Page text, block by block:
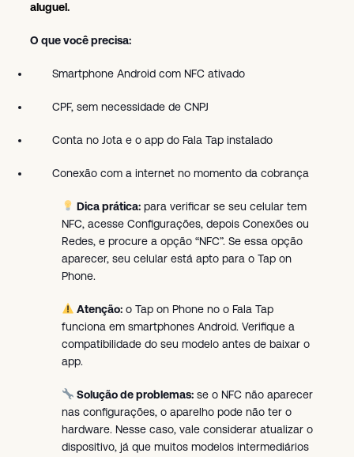
aluguel.
O que você precisa:
Smartphone Android com NFC ativado
CPF, sem necessidade de CNPJ
Conta no Jota e o app do Fala Tap instalado
Conexão com a internet no momento da cobrança
Dica prática:para verificar se seu celular tem
NFC, acesse Configurações, depois Conexões ou
Redes, e procure a opção “NFC”. Se essa opção
aparecer, seu celular está apto para o Tap on
Phone.
Atenção:o Tap on Phone no o Fala Tap
funciona em smartphones Android. Verifique a
compatibilidade do seu modelo antes de baixar o
app.
Solução de problemas:se o NFC não aparecer
nas configurações, o aparelho pode não ter o
hardware. Nesse caso, vale considerar atualizar o
dispositivo, já que muitos modelos intermediários